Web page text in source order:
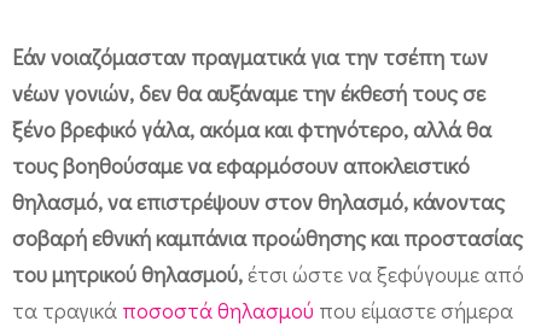
Εάν νοιαζόμασταν πραγματικά για την τσέπη των
νέων γονιών, δεν θα αυξάναμε την έκθεσή τους σε
ξένο βρεφικό γάλα, ακόμα και φτηνότερο, αλλά θα
τους βοηθούσαμε να εφαρμόσουν αποκλειστικό
θηλασμό, να επιστρέψουν στον θηλασμό, κάνοντας
σοβαρή εθνική καμπάνια προώθησης και προστασίας
του μητρικού θηλασμού,έτσι ώστε να ξεφύγουμε από
τα τραγικά ποσοστά θηλασμού που είμαστε σήμερα